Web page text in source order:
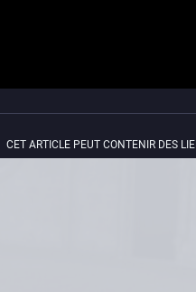
CET ARTICLE PEUT CONTENIR DES